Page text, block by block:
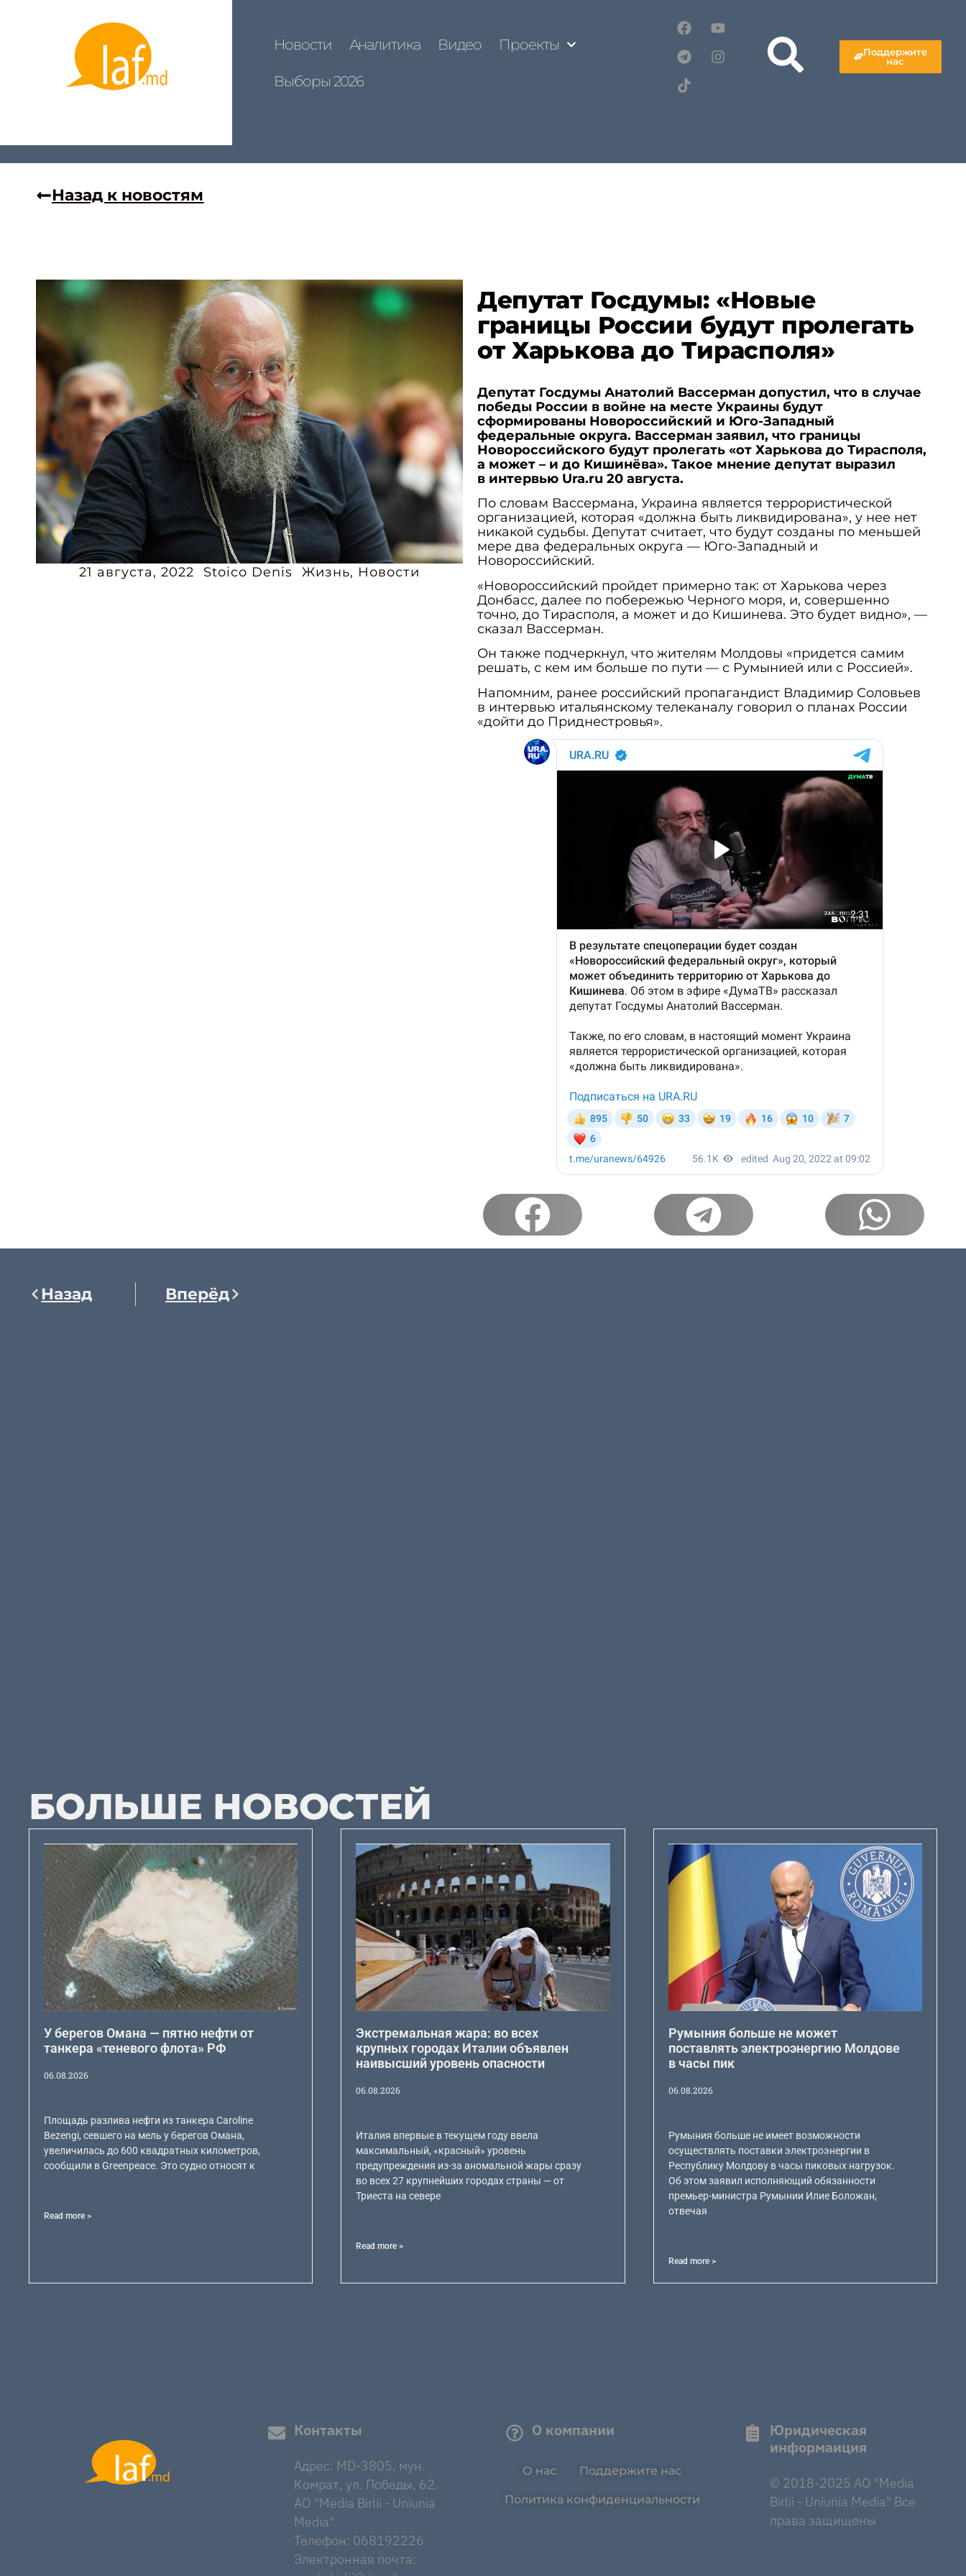
Новости Аналитика Видео Проекты
Выборы 2026
Поддержите
нас
Назад к новостям
21 августа, 2022 Stoico Denis Жизнь, Новости
Депутат Госдумы: «Новые
границы России будут пролегать
от Харькова до Тирасполя»
Депутат Госдумы Анатолий Вассерман допустил, что в случае
победы России в войне на месте Украины будут
сформированы Новороссийский и Юго-Западный
федеральные округа. Вассерман заявил, что границы
Новороссийского будут пролегать «от Харькова до Тирасполя,
а может – и до Кишинёва». Такое мнение депутат выразил
в интервью Ura.ru 20 августа.
По словам Вассермана, Украина является террористической
организацией, которая «должна быть ликвидирована», у нее нет
никакой судьбы. Депутат считает, что будут созданы по меньшей
мере два федеральных округа — Юго-Западный и
Новороссийский.
«Новороссийский пройдет примерно так: от Харькова через
Донбасс, далее по побережью Черного моря, и, совершенно
точно, до Тирасполя, а может и до Кишинева. Это будет видно», —
сказал Вассерман.
Он также подчеркнул, что жителям Молдовы «придется самим
решать, с кем им больше по пути — с Румынией или с Россией».
Напомним, ранее российский пропагандист Владимир Соловьев
в интервью итальянскому телеканалу говорил о планах России
«дойти до Приднестровья».
Назад Вперёд
БОЛЬШЕ НОВОСТЕЙ
У берегов Омана — пятно нефти от
танкера «теневого флота» РФ
06.08.2026
Площадь разлива нефти из танкера Caroline
Bezengi, севшего на мель у берегов Омана,
увеличилась до 600 квадратных километров,
сообщили в Greenpeace. Это судно относят к
Read more >
Экстремальная жара: во всех
крупных городах Италии объявлен
наивысший уровень опасности
06.08.2026
Италия впервые в текущем году ввела
максимальный, «красный» уровень
предупреждения из-за аномальной жары сразу
во всех 27 крупнейших городах страны — от
Триеста на севере
Read more >
Румыния больше не может
поставлять электроэнергию Молдове
в часы пик
06.08.2026
Румыния больше не имеет возможности
осуществлять поставки электроэнергии в
Республику Молдову в часы пиковых нагрузок.
Об этом заявил исполняющий обязанности
премьер-министра Румынии Илие Боложан,
отвечая
Read more >
Контакты
Адрес: MD-3805, мун.
Комрат, ул. Победы, 62.
AO "Media Birlii - Uniunia
Media".
Телефон: 068192226
Электронная почта:
О компании
О нас Поддержите нас
Политика конфиденциальности
Юридическая
информаиция
© 2018-2025 AO "Media
Birlii - Uniunia Media" Все
права защищены